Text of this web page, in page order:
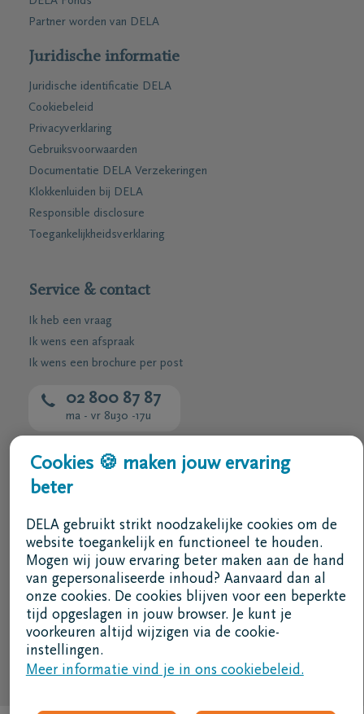
Partner worden van DELA
Juridische informatie
Juridische identificatie DELA
Cookiebeleid
Privacyverklaring
Gebruiksvoorwaarden
Documentatie DELA Verzekeringen
Klokkenluiden bij DELA
Responsible disclosure
Toegankelijkheidsverklaring
Service & contact
Ik heb een vraag
Ik wens een afspraak
Ik wens een brochure per post
02 800 87 87
ma - vr 8u30 -17u
Ik ben een bemiddelaar
Aanmelden in DELAconnect
Ik ben een leverancier
MVO code
Volg ons
Cookies 🍪 maken jouw ervaring
beter
DELA gebruikt strikt noodzakelijke cookies om de
website toegankelijk en functioneel te houden.
Mogen wij jouw ervaring beter maken aan de hand
van gepersonaliseerde inhoud? Aanvaard dan al
onze cookies. De cookies blijven voor een beperkte
tijd opgeslagen in jouw browser. Je kunt je
voorkeuren altijd wijzigen via de cookie-
instellingen.
Meer informatie vind je in ons cookiebeleid.